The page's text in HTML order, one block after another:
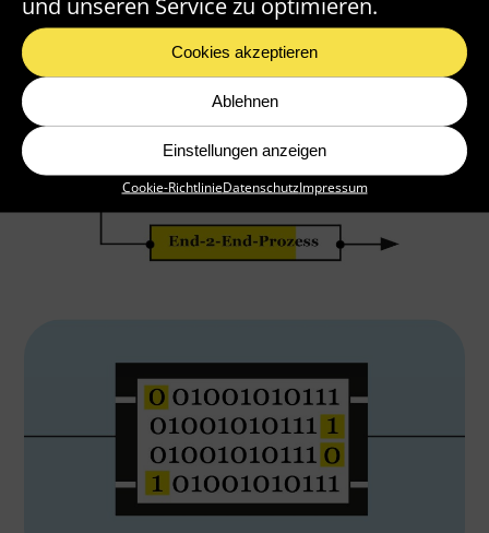
Cookies akzeptieren
Ablehnen
Einstellungen anzeigen
Cookie-RichtlinieDatenschutzImpressum